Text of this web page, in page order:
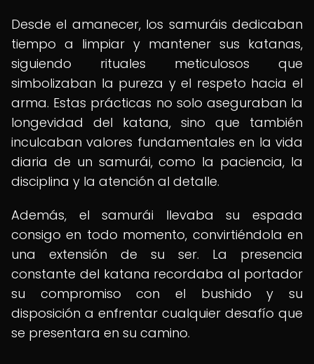
Desde el amanecer, los samuráis dedicaban
tiempo a limpiar y mantener sus katanas,
siguiendo rituales meticulosos que
simbolizaban la pureza y el respeto hacia el
arma. Estas prácticas no solo aseguraban la
longevidad del katana, sino que también
inculcaban valores fundamentales en la vida
diaria de un samurái, como la paciencia, la
disciplina y la atención al detalle.
Además, el samurái llevaba su espada
consigo en todo momento, convirtiéndola en
una extensión de su ser. La presencia
constante del katana recordaba al portador
su compromiso con el bushido y su
disposición a enfrentar cualquier desafío que
se presentara en su camino.